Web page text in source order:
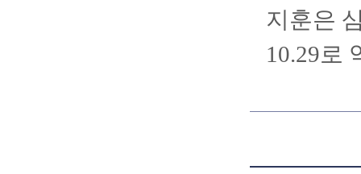
지훈은
10.29로